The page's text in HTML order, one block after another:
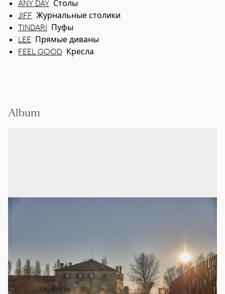
ANY DAY Столы
JIFF Журнальные столики
TINDARI Пуфы
LEE Прямые диваны
FEEL GOOD Кресла
Album